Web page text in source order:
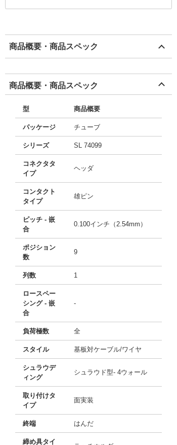
商品概要・商品スペック
商品概要・商品スペック
型 商品概要
パッケージ チューブ
シリーズ SL 74099
コネクタタ
イプ
ヘッダ
コンタクト
タイプ
雄ピン
ピッチ - 嵌
合
0.100インチ（2.54mm）
ポジション
数
9
列数 1
ロースペー
シング - 嵌
合
-
負荷極数 全
スタイル 基板対ケーブル/ワイヤ
シュラウデ
ィング
シュラウド型- 4ウォール
取り付けタ
イプ
面実装
終端 はんだ
締め具タイ